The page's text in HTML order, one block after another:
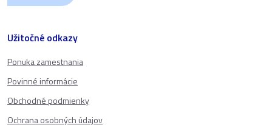
Užitočné odkazy
Ponuka zamestnania
Povinné informácie
Obchodné podmienky
Ochrana osobných údajov